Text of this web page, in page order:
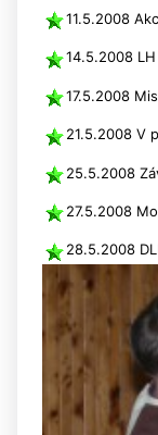
11.5.2008
14.5.2008
17.5.2008
21.5.2008 V
25.5.2008
27.5.2008